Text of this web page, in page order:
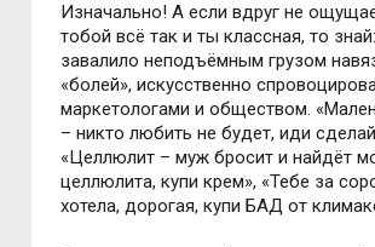
Изначально! А если вдруг не
тобой всё так и ты классная, то
завалило неподъёмным грузом
«болей», искусственно
маркетологами и обществом.
– никто любить не будет, иди
«Целлюлит – муж бросит и найдёт
целлюлита, купи крем», «Тебе за
хотела, дорогая, купи БАД от